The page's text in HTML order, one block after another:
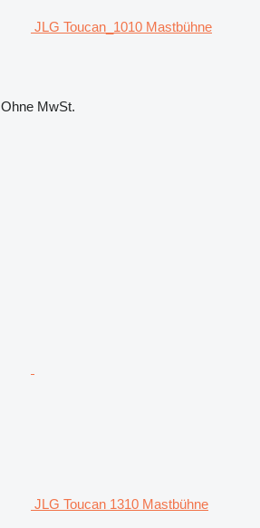
JLG Toucan_1010 Mastbühne
Ohne MwSt.
JLG Toucan 1310 Mastbühne